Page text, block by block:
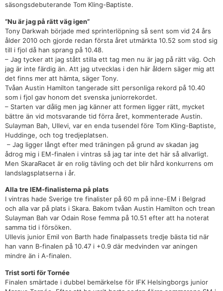
säsongsdebuterande Tom Kling-Baptiste.
”Nu är jag på rätt väg igen”
Tony Darkwah började med sprinterlöpning så sent som vid 24 års
ålder 2010 och gjorde redan första året utmärkta 10.52 som stod sig
till i fjol då han sprang på 10.48.
– Jag tycker att jag stått stilla ett tag men nu är jag på rätt väg. Och
jag är inte färdig än. Att jag utvecklas i den här åldern säger mig att
det finns mer att hämta, säger Tony.
Tvåan Austin Hamilton tangerade sitt personliga rekord på 10.40
som i fjol gav honom det svenska juniorrekordet.
– Starten var dålig men jag känner att formen ligger rätt, mycket
bättre än vid motsvarande tid förra året, kommenterade Austin.
Sulayman Bah, Ullevi, var en enda tusendel före Tom Kling-Baptiste,
Huddinge, och tog tredjeplatsen.
– Jag ligger långt efter med träningen på grund av skadan jag
ådrog mig i EM-finalen i vintras så jag tar inte det här så allvarligt.
Men SkaraRacet är en rolig tävling och det blir hård konkurrens om
landslagsplatserna i år.
Alla tre IEM-finalisterna på plats
I vintras hade Sverige tre finalister på 60 m på inne-EM i Belgrad
och alla var på plats i Skara. Bakom tvåan Austin Hamilton och trean
Sulayman Bah var Odain Rose femma på 10.51 efter att ha noterat
samma tid i försöken.
Ullevis junior Emil von Barth hade finalpassets tredje bästa tid när
han vann B-finalen på 10.47 i +0.9 där medvinden var aningen
mindre än i A-finalen.
Trist sorti för Tornée
Finalen smärtade i dubbel bemärkelse för IFK Helsingborgs junior